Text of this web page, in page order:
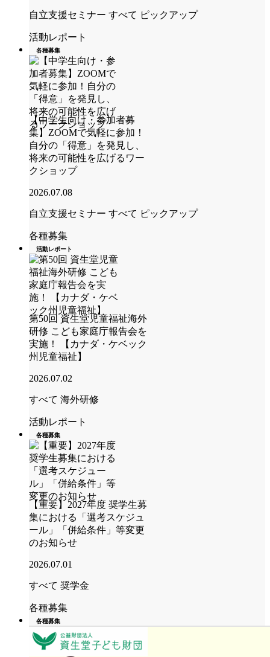
自立支援セミナー すべて ピックアップ
活動レポート
各種募集
【中学生向け・参加者募
集】ZOOMで気軽に参加！
自分の「得意」を発見し、
将来の可能性を広げるワー
クショップ
2026.07.08
自立支援セミナー すべて ピックアップ
各種募集
活動レポート
第50回 資生堂児童福祉海外
研修 こども家庭庁報告会を
実施！ 【カナダ・ケベック
州児童福祉】
2026.07.02
すべて 海外研修
活動レポート
各種募集
【重要】2027年度 奨学生募
集における「選考スケジュ
ール」「併給条件」等変更
のお知らせ
2026.07.01
すべて 奨学金
各種募集
各種募集